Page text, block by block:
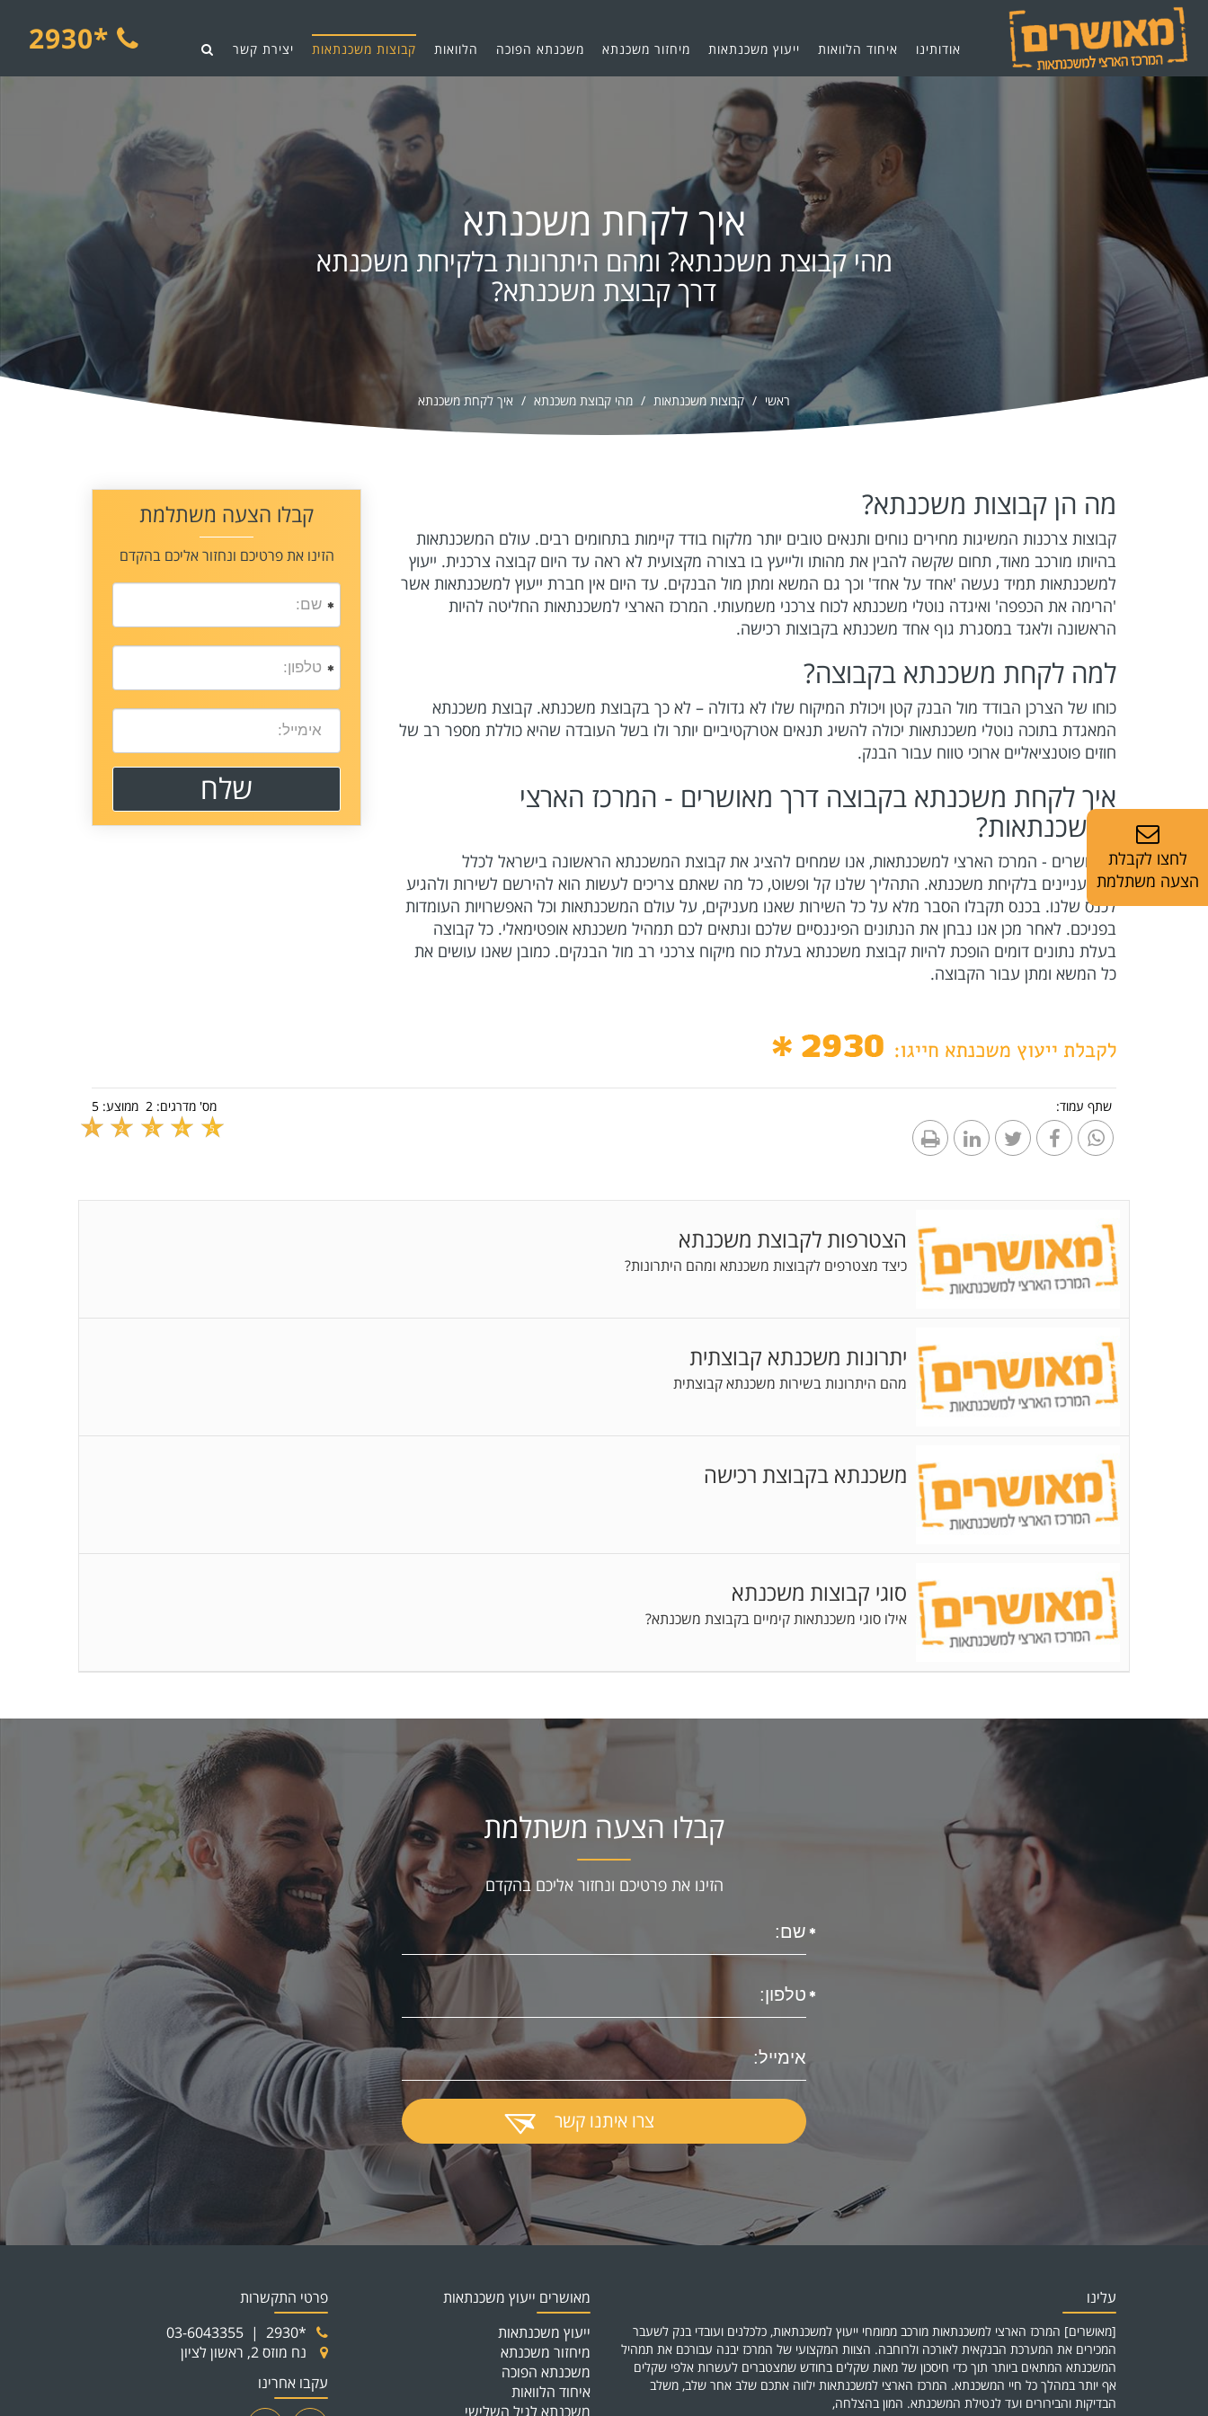
*2930 אודותינו איחוד הלוואות ייעוץ משכנתאות מיחזור משכנתא משכנתא הפוכה הלוואות קבוצות משכנתאות יצירת קשר
איך לקחת משכנתא
מהי קבוצת משכנתא? ומהם היתרונות בלקיחת משכנתא
דרך קבוצת משכנתא?
ראשי קבוצות משכנתאות מהי קבוצת משכנתא איך לקחת משכנתא
קבלו הצעה משתלמת
הזינו את פרטיכם ונחזור אליכם בהקדם
מה הן קבוצות משכנתא?
קבוצות צרכנות המשיגות מחירים נוחים ותנאים טובים יותר מלקוח בודד קיימות בתחומים רבים. עולם המשכנתאות
בהיותו מורכב מאוד, תחום שקשה להבין את מהותו ולייעץ בו בצורה מקצועית לא ראה עד היום קבוצה צרכנית. ייעוץ
למשכנתאות תמיד נעשה 'אחד על אחד' וכך גם המשא ומתן מול הבנקים. עד היום אין חברת ייעוץ למשכנתאות אשר
'הרימה את הכפפה' ואיגדה נוטלי משכנתא לכוח צרכני משמעותי. המרכז הארצי למשכנתאות החליטה להיות
הראשונה ולאגד במסגרת גוף אחד משכנתא בקבוצות רכישה.
למה לקחת משכנתא בקבוצה?
כוחו של הצרכן הבודד מול הבנק קטן ויכולת המיקוח שלו לא גדולה – לא כך בקבוצת משכנתא. קבוצת משכנתא
המאגדת בתוכה נוטלי משכנתאות יכולה להשיג תנאים אטרקטיביים יותר ולו בשל העובדה שהיא כוללת מספר רב של
חוזים פוטנציאליים ארוכי טווח עבור הבנק.
איך לקחת משכנתא בקבוצה דרך מאושרים - המרכז הארצי
למשכנתאות?
במאושרים - המרכז הארצי למשכנתאות, אנו שמחים להציג את קבוצת המשכנתא הראשונה בישראל לכלל
המתעניינים בלקיחת משכנתא. התהליך שלנו קל ופשוט, כל מה שאתם צריכים לעשות הוא להירשם לשירות ולהגיע
לכנס שלנו. בכנס תקבלו הסבר מלא על כל השירות שאנו מעניקים, על עולם המשכנתאות וכל האפשרויות העומדות
בפניכם. לאחר מכן אנו נבחן את הנתונים הפיננסיים שלכם ונתאים לכם תמהיל משכנתא אופטימאלי. כל קבוצה
בעלת נתונים דומים הופכת להיות קבוצת משכנתא בעלת כוח מיקוח צרכני רב מול הבנקים. כמובן שאנו עושים את
כל המשא ומתן עבור הקבוצה.
שתף עמוד: מס' מדרגים: 2 ממוצע: 5
1 2 3 4 5
הצטרפות לקבוצת משכנתא
כיצד מצטרפים לקבוצות משכנתא ומהם היתרונות?
יתרונות משכנתא קבוצתית
מהם היתרונות בשירות משכנתא קבוצתית
משכנתא בקבוצת רכישה
סוגי קבוצות משכנתא
אילו סוגי משכנתאות קימיים בקבוצת משכנתא?
קבלו הצעה משתלמת
הזינו את פרטיכם ונחזור אליכם בהקדם
צרו איתנו קשר
עלינו
[מאושרים] המרכז הארצי למשכנתאות מורכב ממומחי ייעוץ למשכנתאות, כלכלנים ועובדי בנק לשעבר
המכירים את המערכת הבנקאית לאורכה ולרוחבה. הצוות המקצועי של המרכז יבנה עבורכם את תמהיל
המשכנתא המתאים ביותר תוך כדי חיסכון של מאות שקלים בחודש שמצטברים לעשרות אלפי שקלים
אף יותר במהלך כל חיי המשכנתא. המרכז הארצי למשכנתאות ילווה אתכם שלב אחר שלב, משלב
הבדיקות והבירורים ועד לנטילת המשכנתא. המון בהצלחה,
מאושרים ייעוץ משכנתאות
ייעוץ משכנתאות
מיחזור משכנתא
משכנתא הפוכה
איחוד הלוואות
משכנתא לגיל השלישי
פרטי התקשרות
*2930
|
03-6043355
נח מוזס 2, ראשון לציון
עקבו אחרינו
לחצו לקבלת
הצעה משתלמת